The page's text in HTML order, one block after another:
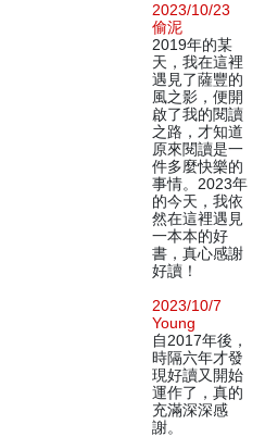
2023/10/23
偷泥
2019年的某
天，我在這裡
遇見了薩豐的
風之影，便開
啟了我的閱讀
之路，才知道
原來閱讀是一
件多麼快樂的
事情。2023年
的今天，我依
然在這裡遇見
一本本的好
書，真心感謝
好讀！
2023/10/7
Young
自2017年後，
時隔六年才發
現好讀又開始
運作了，真的
充滿深深感
謝。